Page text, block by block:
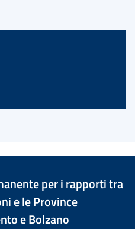
per i rapporti tra
e le Province
e Bolzano